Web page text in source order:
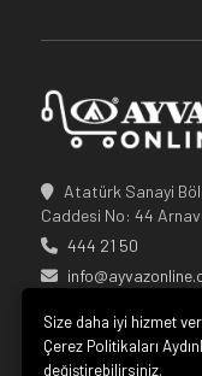
Atatürk Sanayi
Caddesi No: 44
444 21 50
Size daha iyi hizmet
Çerez Politikaları
değiştirebilirsiniz.